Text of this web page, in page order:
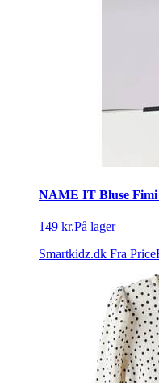
NAME IT Bluse
149 kr.På lager
Smartkidz.dk Fra